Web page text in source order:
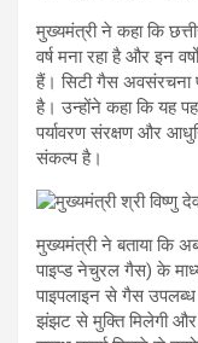
मुख्यमंत्री ने कहा कि
वर्ष मना रहा है और इन
हैं। सिटी गैस अवसंरचना
है। उन्होंने कहा कि यह
पर्यावरण संरक्षण और
संकल्प है।
मुख्यमंत्री ने बताया कि
पाइप्ड नेचुरल गैस) के
पाइपलाइन से गैस
झंझट से मुक्ति मिलेगी और